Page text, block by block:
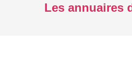
Les annuaires